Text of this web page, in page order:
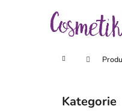
Domů
Přeskočit
Kategorie
Zpět
Zpět